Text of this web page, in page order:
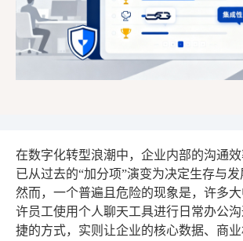
在数字化转型浪潮中，企业内部的沟通效
已从过去的“加分项”演变为决定生存与发
然而，一个普遍且危险的现象是，许多
许员工使用个人聊天工具进行日常办公
捷的方式，实则让企业的核心数据、商